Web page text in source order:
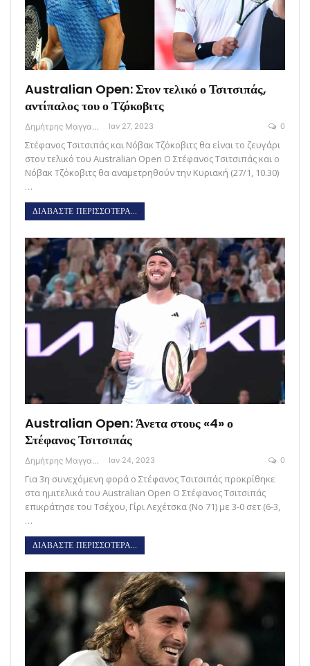
Australian Open: Στον τελικό ο Τσιτσιπάς,
αντίπαλος του ο Τζόκοβιτς
Δημήτρης Μαγγανάρης Ιαν 27, 2023 0
Στέφανος Τσιτσιπάς και Νόβακ Τζόκοβιτς θα είναι το ζευγάρι
στον τελικό του Australian Open Ο Στέφανος Τσιτσιπάς και ο
Νόβακ Τζόκοβιτς θα αναμετρηθούν την Κυριακή (27/1, 10.30)
…
ΔΙΑΒΑΣΤΕ ΠΕΡΙΣΣΟΤΕΡΑ...
Australian Open: Άνετα στους «4» ο
Στέφανος Τσιτσιπάς
Δημήτρης Μαγγανάρης Ιαν 24, 2023 0
Για 3η συνεχόμενη φορά ο Στέφανος Τσιτσιπάς προκρίθηκε
στα ημιτελικά του Australian Open O Στέφανος Τσιτσιπάς
επικράτησε του Τσέχου, Γίρι Λεχέτσκα (Νο 71) με 3-0 σετ (6-3,
…
ΔΙΑΒΑΣΤΕ ΠΕΡΙΣΣΟΤΕΡΑ...